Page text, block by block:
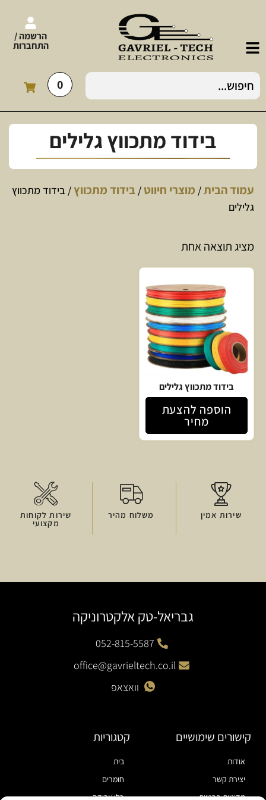
הרשמה /
התחברות
0
בידוד מתכווץ גלילים
עמוד הבית/ מוצרי חיווט / בידוד מתכווץ / בידוד מתכווץ
גלילים
מציג תוצאה אחת
בידוד מתכווץ גלילים
הוספה להצעת
מחיר
שירות אמין משלוח מהיר שירות לקוחות
מקצועי
גבריאל-טק אלקטרוניקה
052-815-5587
office@gavrieltech.co.il
וואצאפ
קישורים שימושיים
אודות
יצירת קשר
מדיניות פרטיות
קטגוריות
בית
חומרים
כלי עבודה